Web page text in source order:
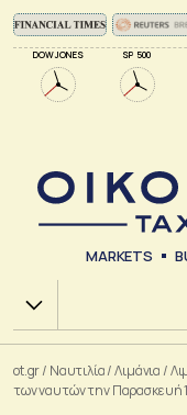
DOW JONES SP 500
MARKETS
Χ.Α.
ot.gr/ Ναυτιλία/Λιμάνια /
των ναυτών την Παρασκευή